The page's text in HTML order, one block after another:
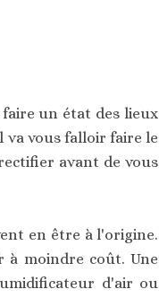
un état des lieux
va vous falloir faire le
avant de vous
en être à l'origine.
moindre coût. Une
d'air ou